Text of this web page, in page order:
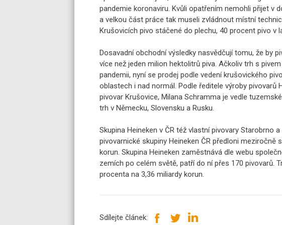
pandemie koronaviru. Kvůli opatřením nemohli přijet v
a velkou část práce tak museli zvládnout místní
Krušovicích pivo stáčené do plechu, 40 procent pivo v
Dosavadní obchodní výsledky nasvědčují tomu, že by
více než jeden milion hektolitrů piva. Ačkoliv trh s
pandemii, nyní se prodej podle vedení krušovického
oblastech i nad normál. Podle ředitele výroby pivovarů
pivovar Krušovice, Milana Schramma je vedle
trh v Německu, Slovensku a Rusku.
Skupina Heineken v ČR též vlastní pivovary Starobrno
pivovarnické skupiny Heineken ČR předloni meziročně
korun. Skupina Heineken zaměstnává dle webu
zemích po celém světě, patří do ní přes 170 pivovarů.
procenta na 3,36 miliardy korun.
Sdílejte článek: